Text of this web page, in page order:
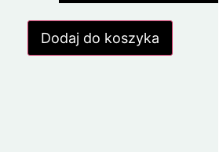
Dodaj do koszyka